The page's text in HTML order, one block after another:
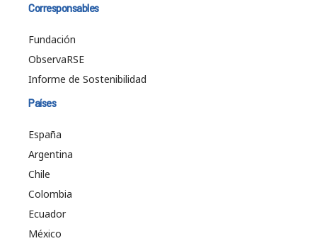
Corresponsables
Fundación
ObservaRSE
Informe de Sostenibilidad
Países
España
Argentina
Chile
Colombia
Ecuador
México